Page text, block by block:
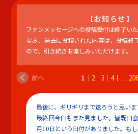
【お知らせ】
ファンメッセージへの投稿受付は終了いた
なお、過去に投稿された内容は、投稿終
ので、引き続きお楽しみいただけます。
前へ 1 2 3 4
最後に、ギリギリまで送ろうと思いま
最終回今日もまた見ました。皆既日
月10日という日付がありました。もし